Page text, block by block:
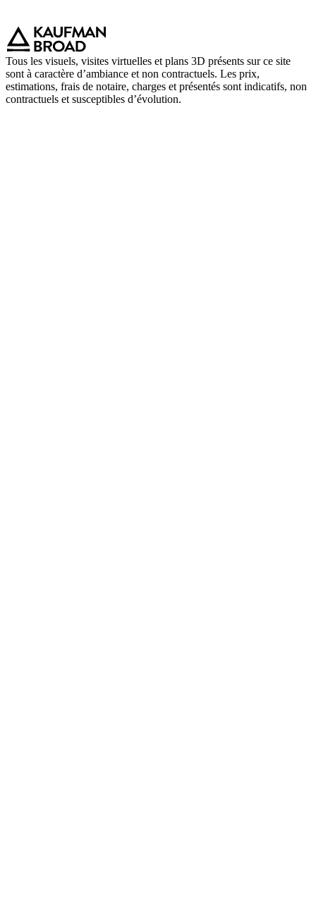
Tous les visuels, visites virtuelles et plans 3D présents sur ce site
sont à caractère d’ambiance et non contractuels. Les prix,
estimations, frais de notaire, charges et présentés sont indicatifs, non
contractuels et susceptibles d’évolution.